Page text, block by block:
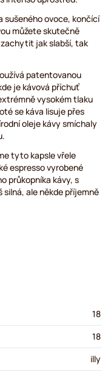
sušeného ovoce, končící
můžete skutečně
jak slabší, tak
patentovanou
je kávová příchuť
vysokém tlaku
se káva lisuje přes
oleje kávy smíchaly
tyto kapsle vřele
espresso vyrobené
průkopníka kávy, s
silná, ale někde příjemně
18
18
illy